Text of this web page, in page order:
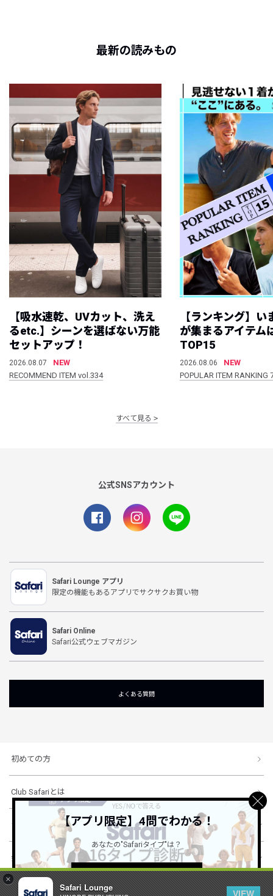
×
Safari Lounge
VIEW
最新の読みもの
【吸水速乾、UVカット、洗え
るetc.】シーンを選ばない万能
セットアップ！
2026.08.07
NEW
RECOMMEND ITEM vol.334
【ランキング】
が集まるアイテム
TOP15
2026.08.06
NEW
POPULAR ITEM
すべて見る
公式SNSアカウント
Safari Lounge アプリ
限定の機能もあるアプリでサクサクお買い物
Safari Online
Safari公式ウェブマガジン
よくある質問
初めての方
Club Safariとは
ショッピングガイド
会社概要・規約
【アプリ限定】4問でわかる！
あなたの"Safariタイプ"は？
詳しくはこちら ＞